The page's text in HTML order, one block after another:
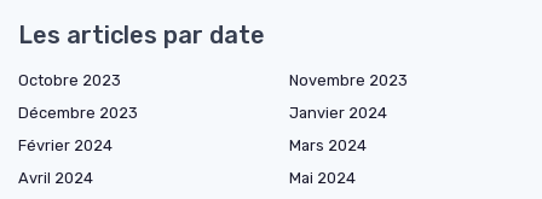
Les articles par date
Octobre 2023
Novembre 2023
Décembre 2023
Janvier 2024
Février 2024
Mars 2024
Avril 2024
Mai 2024